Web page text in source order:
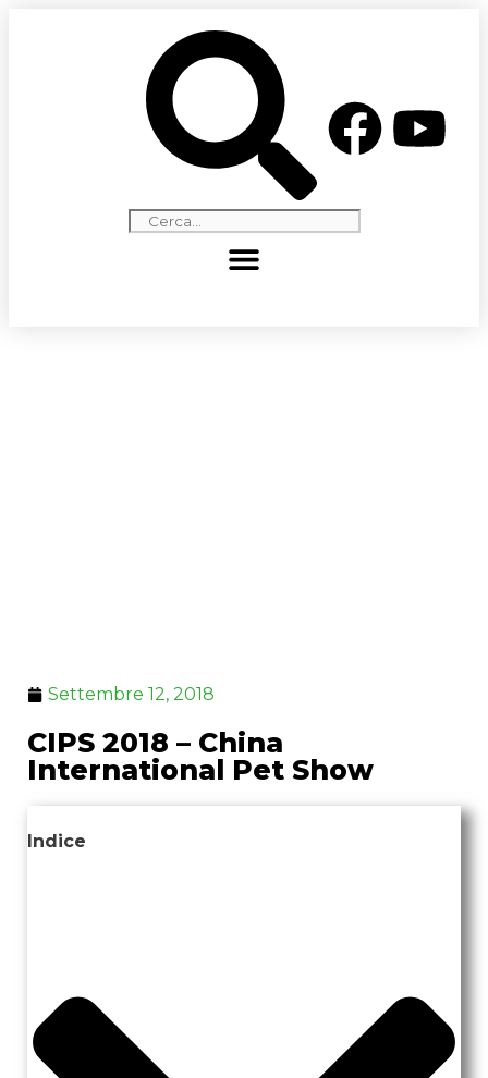
Settembre 12, 2018
CIPS 2018 – China
International Pet Show
Indice